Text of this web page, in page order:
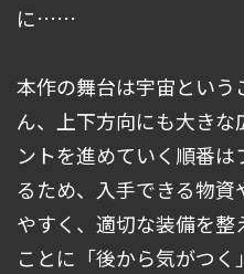
に……
本作の舞台は宇宙という
ん、上下方向にも大き
ントを進めていく順番
るため、入手できる物
やすく、適切な装備を
ことに「後から気がつく